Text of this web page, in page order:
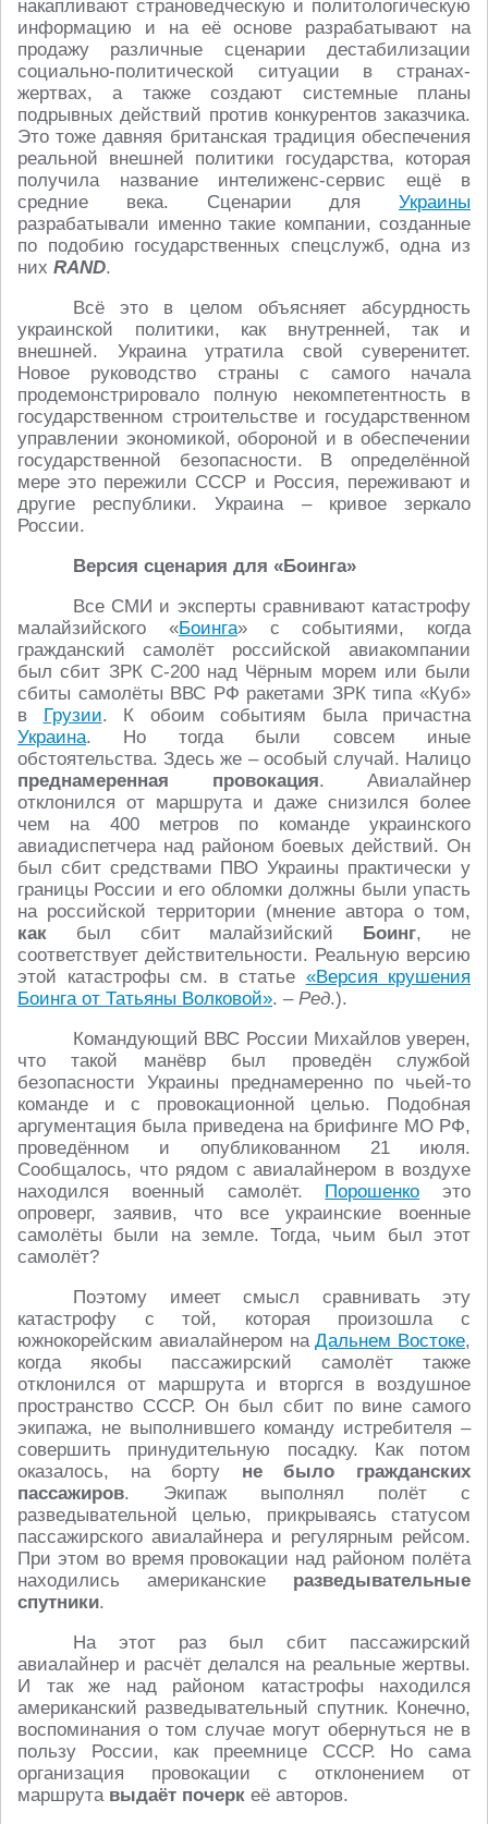
накапливают страноведческую и политологическую
информацию и на её основе разрабатывают на
продажу различные сценарии дестабилизации
социально-политической ситуации в странах-
жертвах, а также создают системные планы
подрывных действий против конкурентов заказчика.
Это тоже давняя британская традиция обеспечения
реальной внешней политики государства, которая
получила название интелиженс-сервис ещё в
средние века. Сценарии для Украины
разрабатывали именно такие компании, созданные
по подобию государственных спецслужб, одна из
них RAND.
Всё это в целом объясняет абсурдность
украинской политики, как внутренней, так и
внешней. Украина утратила свой суверенитет.
Новое руководство страны с самого начала
продемонстрировало полную некомпетентность в
государственном строительстве и государственном
управлении экономикой, обороной и в обеспечении
государственной безопасности. В определённой
мере это пережили СССР и Россия, переживают и
другие республики. Украина – кривое зеркало
России.
Версия сценария для «Боинга»
Все СМИ и эксперты сравнивают катастрофу
малайзийского «Боинга» с событиями, когда
гражданский самолёт российской авиакомпании
был сбит ЗРК С-200 над Чёрным морем или были
сбиты самолёты ВВС РФ ракетами ЗРК типа «Куб»
в Грузии. К обоим событиям была причастна
Украина. Но тогда были совсем иные
обстоятельства. Здесь же – особый случай. Налицо
преднамеренная провокация. Авиалайнер
отклонился от маршрута и даже снизился более
чем на 400 метров по команде украинского
авиадиспетчера над районом боевых действий. Он
был сбит средствами ПВО Украины практически у
границы России и его обломки должны были упасть
на российской территории (мнение автора о том,
как был сбит малайзийский Боинг, не
соответствует действительности. Реальную версию
этой катастрофы см. в статье «Версия крушения
Боинга от Татьяны Волковой». – Ред.).
Командующий ВВС России Михайлов уверен,
что такой манёвр был проведён службой
безопасности Украины преднамеренно по чьей-то
команде и с провокационной целью. Подобная
аргументация была приведена на брифинге МО РФ,
проведённом и опубликованном 21 июля.
Сообщалось, что рядом с авиалайнером в воздухе
находился военный самолёт. Порошенко это
опроверг, заявив, что все украинские военные
самолёты были на земле. Тогда, чьим был этот
самолёт?
Поэтому имеет смысл сравнивать эту
катастрофу с той, которая произошла с
южнокорейским авиалайнером наДальнем Востоке,
когда якобы пассажирский самолёт также
отклонился от маршрута и вторгся в воздушное
пространство СССР. Он был сбит по вине самого
экипажа, не выполнившего команду истребителя –
совершить принудительную посадку. Как потом
оказалось, на борту не было гражданских
пассажиров. Экипаж выполнял полёт с
разведывательной целью, прикрываясь статусом
пассажирского авиалайнера и регулярным рейсом.
При этом во время провокации над районом полёта
находились американские разведывательные
спутники.
На этот раз был сбит пассажирский
авиалайнер и расчёт делался на реальные жертвы.
И так же над районом катастрофы находился
американский разведывательный спутник. Конечно,
воспоминания о том случае могут обернуться не в
пользу России, как преемнице СССР. Но сама
организация провокации с отклонением от
маршрута выдаёт почерк её авторов.